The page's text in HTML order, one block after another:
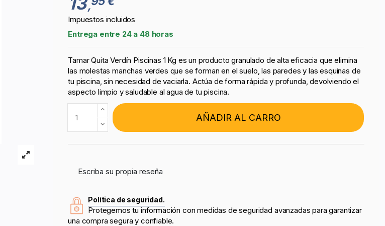
,
Impuestos incluidos
Entrega entre 24 a 48 horas
Tamar Quita Verdín Piscinas 1 Kg es un producto granulado de alta eficacia que elimina
las molestas manchas verdes que se forman en el suelo, las paredes y las esquinas de
tu piscina, sin necesidad de vaciarla. Actúa de forma rápida y profunda, devolviendo el
aspecto limpio y saludable al agua de tu piscina.
AÑADIR AL CARRO
Escriba su propia reseña
Política de seguridad.
Protegemos tu información con medidas de seguridad avanzadas para garantizar
una compra segura y confiable.